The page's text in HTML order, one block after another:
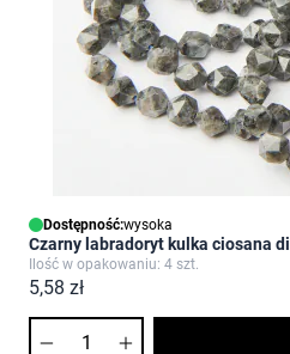
Dostępność:wysoka
Czarny labradoryt kulka ciosana
Ilość w opakowaniu: 4 szt.
5,58 zł